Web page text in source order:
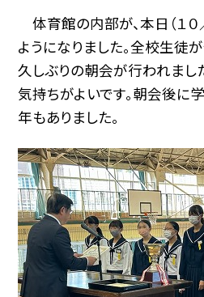
体育館の内部が、本日（１０
ようになりました。全校生徒
久しぶりの朝会が行われまし
気持ちがよいです。朝会後に
年もありました。